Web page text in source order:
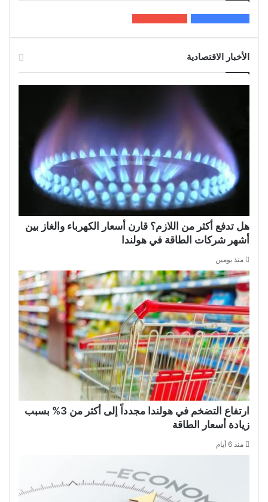
الأخبار الاقتصادية
هل تدفع أكثر من اللازم؟ قارن أسعار الكهرباء والغاز بين
أشهر شركات الطاقة في هولندا
منذ يومين
ارتفاع التضخم في هولندا مجدداً إلى أكثر من 3% بسبب
زيادة أسعار الطاقة
منذ 6 أيام